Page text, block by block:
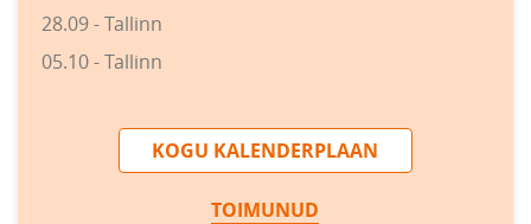
28.09 - Tallinn
05.10 - Tallinn
KOGU KALENDERPLAAN
TOIMUNUD